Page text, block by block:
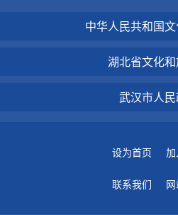
中华人民共和国
湖北省文化
武汉市人
设为首页 加
联系我们